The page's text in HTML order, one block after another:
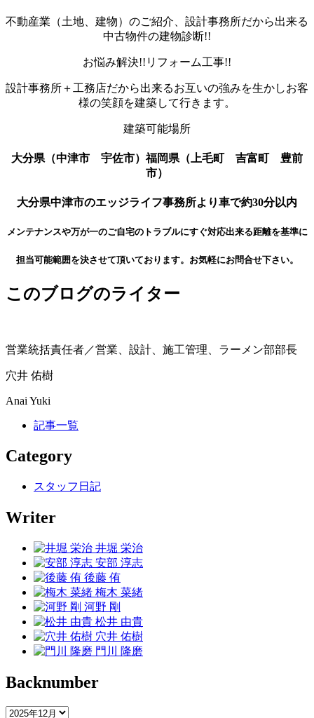
不動産業（土地、建物）のご紹介、設計事務所だから出来る
中古物件の建物診断!!
お悩み解決!!リフォーム工事!!
設計事務所＋工務店だから出来るお互いの強みを生かしお客
様の笑顔を建築して行きます。
建築可能場所
大分県（中津市 宇佐市）福岡県（上毛町 吉富町 豊前
市）
大分県中津市のエッジライフ事務所より車で約30分以内
メンテナンスや万が一のご自宅のトラブルにすぐ対応出来る距離を基準に
担当可能範囲を決させて頂いております。お気軽にお問合せ下さい。
このブログのライター
営業統括責任者／営業、設計、施工管理、ラーメン部部長
穴井 佑樹
Anai Yuki
記事一覧
Category
スタッフ日記
Writer
井堀 栄治
安部 淳志
後藤 侑
梅木 菜緒
河野 剛
松井 由貴
穴井 佑樹
門川 隆磨
Backnumber